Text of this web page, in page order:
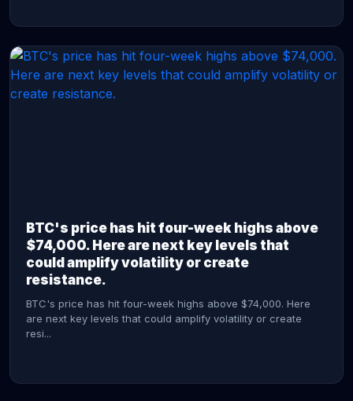
BTC's price has hit four-week highs above
$74,000. Here are next key levels that
could amplify volatility or create
resistance.
BTC's price has hit four-week highs above $74,000. Here
are next key levels that could amplify volatility or create
resi...